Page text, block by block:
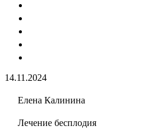
14.11.2024
Елена Калинина
Лечение бесплодия